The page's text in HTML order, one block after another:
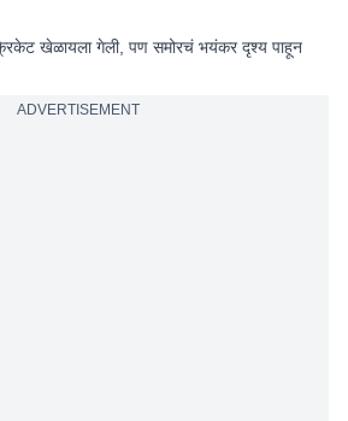
खेळायला गेली, पण समोरचं भयंकर दृश्य पाहून
ADVERTISEMENT